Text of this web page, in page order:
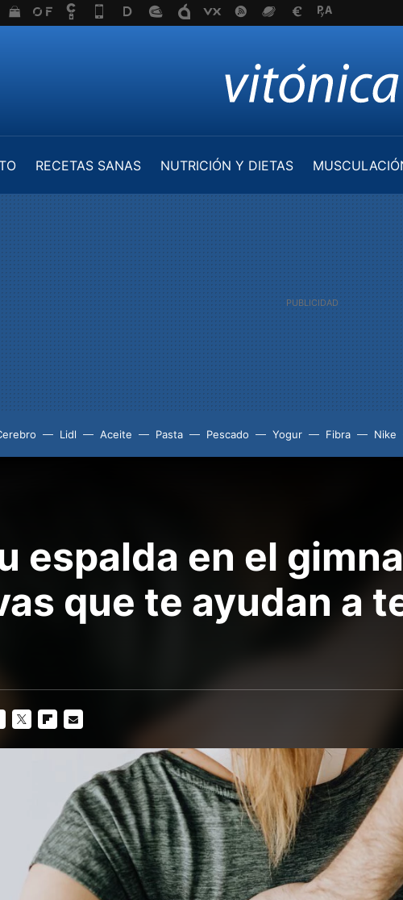
RECETAS SANAS NUTRICIÓN Y DIETAS
Lidl Aceite Pasta Pescado Yogur Fibra Nike
espalda en el
que te ayudan a